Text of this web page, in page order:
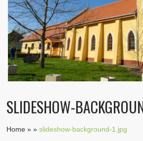
SLIDESHOW-
Home »»slideshow-background-1.jpg